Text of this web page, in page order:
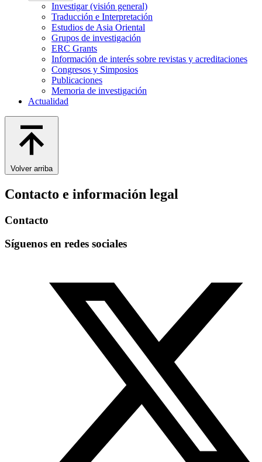
Investigar (visión general)
Traducción e Interpretación
Estudios de Asia Oriental
Grupos de investigación
ERC Grants
Información de interés sobre revistas y acreditaciones
Congresos y Simposios
Publicaciones
Memoria de investigación
Actualidad
Volver arriba
Contacto e información legal
Contacto
Síguenos en redes sociales